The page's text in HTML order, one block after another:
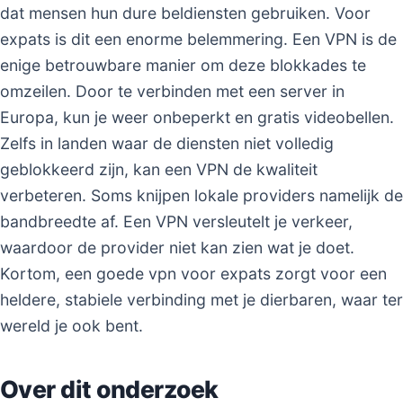
dat mensen hun dure beldiensten gebruiken. Voor
expats is dit een enorme belemmering. Een VPN is de
enige betrouwbare manier om deze blokkades te
omzeilen. Door te verbinden met een server in
Europa, kun je weer onbeperkt en gratis videobellen.
Zelfs in landen waar de diensten niet volledig
geblokkeerd zijn, kan een VPN de kwaliteit
verbeteren. Soms knijpen lokale providers namelijk de
bandbreedte af. Een VPN versleutelt je verkeer,
waardoor de provider niet kan zien wat je doet.
Kortom, een goede vpn voor expats zorgt voor een
heldere, stabiele verbinding met je dierbaren, waar ter
wereld je ook bent.
Over dit onderzoek